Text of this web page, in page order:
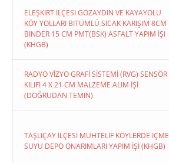
ELEŞKIRT İLÇESI GÖZAYDIN VE KAYAYOLU
KÖY YOLLARI BITÜMLÜ SICAK KARIŞIM 8CM
BINDER 15 CM PMT(BSK) ASFALT YAPIM İŞI
(KHGB)
RADYO VİZYO GRAFİ SİSTEMİ (RVG) SENSÖR
KILIFI 4 X 21 CM MALZEME ALIM İŞİ
(DOĞRUDAN TEMIN)
TAŞLIÇAY İLÇESİ MUHTELİF KÖYLERDE İÇME
SUYU DEPO ONARIMLARI YAPIM İŞİ (KHGB)